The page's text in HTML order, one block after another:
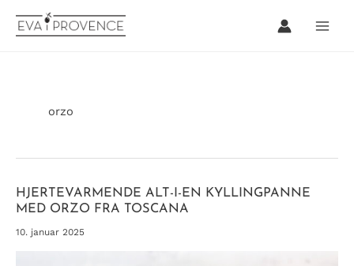
rett
orzo
HJERTEVARMENDE ALT-I-EN KYLLINGPANNE
MED ORZO FRA TOSCANA
10. januar 2025